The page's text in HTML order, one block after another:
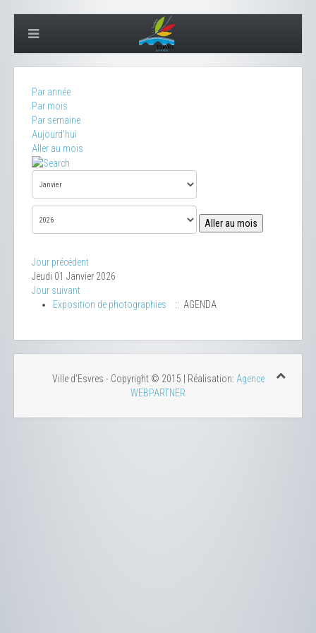
Par année
Par mois
Par semaine
Aujourd'hui
Aller au mois
Aller au mois
Jour précédent
Jeudi 01 Janvier 2026
Jour suivant
Exposition de photographies
:: AGENDA
Ville d'Esvres - Copyright © 2015 | Réalisation: Agence
WEBPARTNER